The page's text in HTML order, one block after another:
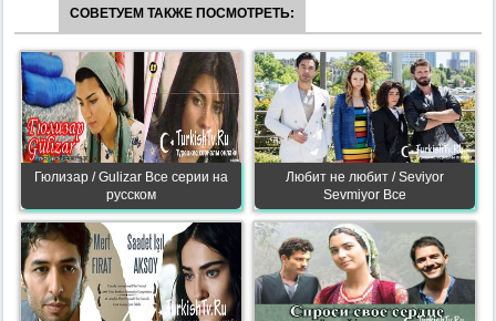
СОВЕТУЕМ ТАКЖЕ ПОСМОТРЕТЬ:
Гюлизар / Gulizar Все серии на
русском
Любит не любит / Seviyor
Sevmiyor Все